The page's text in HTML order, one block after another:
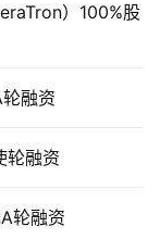
）100%股
融资
轮融资
轮融资